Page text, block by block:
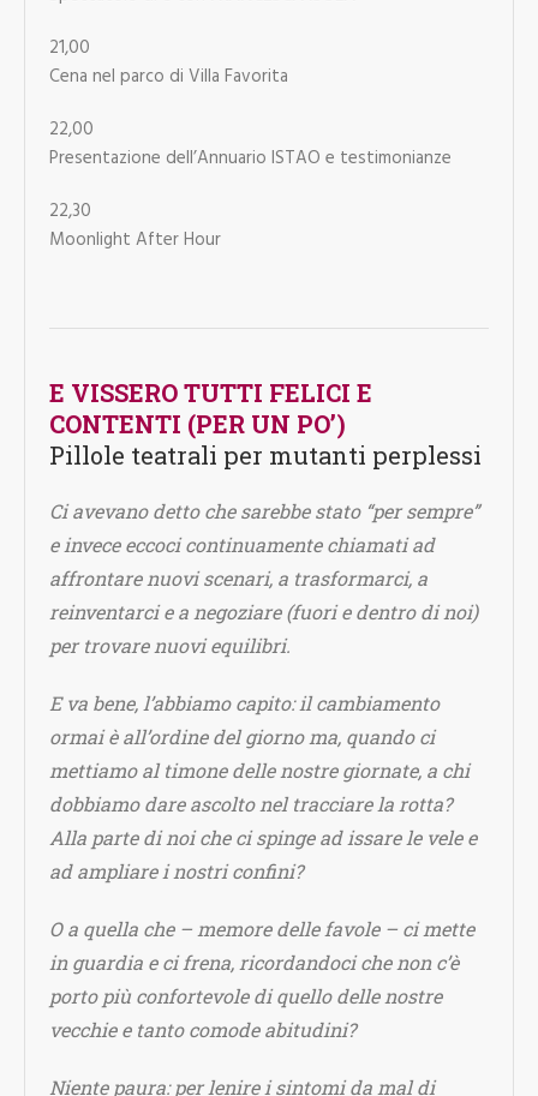
21,00
Cena nel parco di Villa Favorita
22,00
Presentazione dell’Annuario ISTAO e testimonianze
22,30
Moonlight After Hour
E VISSERO TUTTI FELICI E
CONTENTI (PER UN PO’)
Pillole teatrali per mutanti perplessi
Ci avevano detto che sarebbe stato “per sempre”
e invece eccoci continuamente chiamati ad
affrontare nuovi scenari, a trasformarci, a
reinventarci e a negoziare (fuori e dentro di noi)
per trovare nuovi equilibri.
E va bene, l’abbiamo capito: il cambiamento
ormai è all’ordine del giorno ma, quando ci
mettiamo al timone delle nostre giornate, a chi
dobbiamo dare ascolto nel tracciare la rotta?
Alla parte di noi che ci spinge ad issare le vele e
ad ampliare i nostri confini?
O a quella che – memore delle favole – ci mette
in guardia e ci frena, ricordandoci che non c’è
porto più confortevole di quello delle nostre
vecchie e tanto comode abitudini?
Niente paura: per lenire i sintomi da mal di